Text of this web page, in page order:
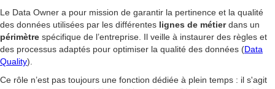
Le Data Owner a pour mission de garantir la pertinence et la qualité
des données utilisées par les différentes lignes de métierdans un
périmètre spécifique de l’entreprise. Il veille à instaurer des règles et
des processus adaptés pour optimiser la qualité des données (Data
Quality).
Ce rôle n’est pas toujours une fonction dédiée à plein temps : il s'agit